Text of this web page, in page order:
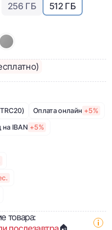
256 ГБ
512 ГБ
Оплата онлайн +5%
IBAN +5%
товара: